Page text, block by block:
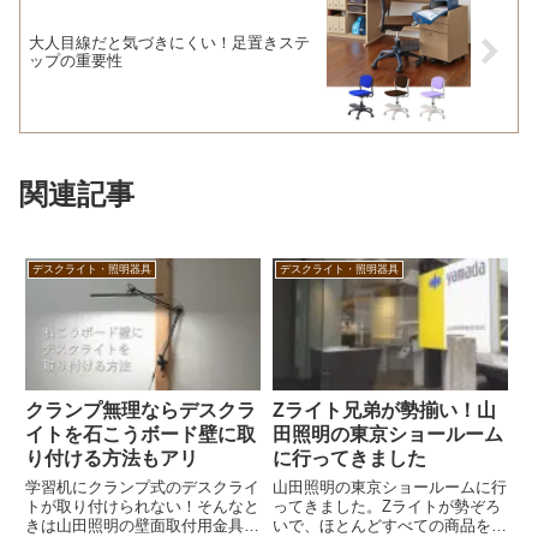
大人目線だと気づきにくい！足置きステ
ップの重要性
関連記事
デスクライト・照明器具
クランプ無理ならデスクラ
イトを石こうボード壁に取
り付ける方法もアリ
学習机にクランプ式のデスクライ
トが取り付けられない！そんなと
きは山田照明の壁面取付用金具
デスクライト・照明器具
Zライト兄弟が勢揃い！山
田照明の東京ショールーム
に行ってきました
山田照明の東京ショールームに行
ってきました。Zライトが勢ぞろ
いで、ほとんどすべての商品を見